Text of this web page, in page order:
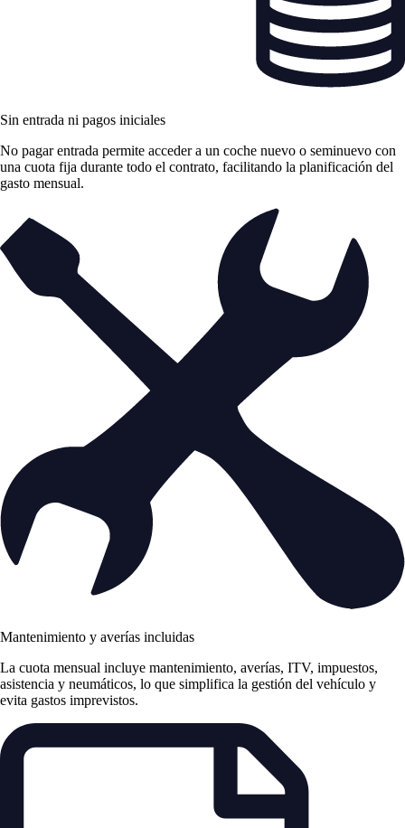
Sin entrada ni pagos iniciales
No pagar entrada permite acceder a un coche nuevo o seminuevo con
una cuota fija durante todo el contrato, facilitando la planificación del
gasto mensual.
Mantenimiento y averías incluidas
La cuota mensual incluye mantenimiento, averías, ITV, impuestos,
asistencia y neumáticos, lo que simplifica la gestión del vehículo y
evita gastos imprevistos.